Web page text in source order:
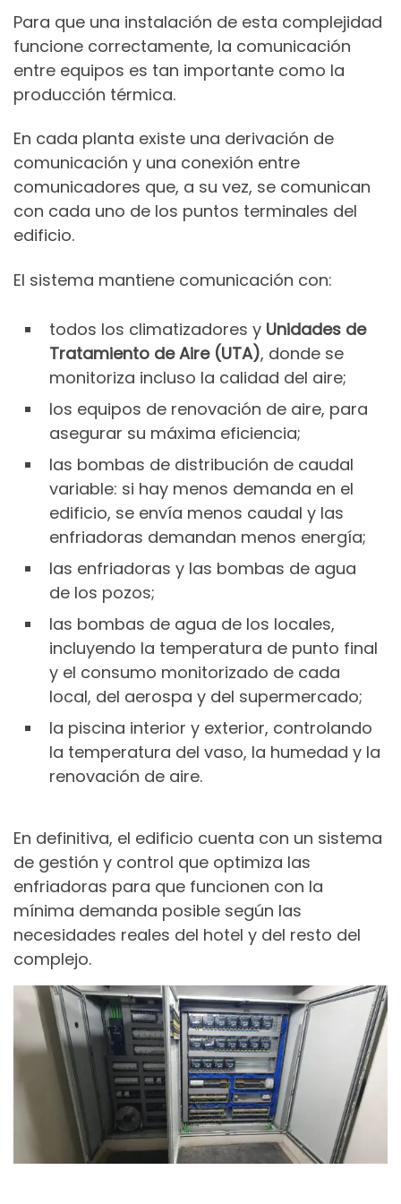
Para que una instalación de esta complejidad
funcione correctamente, la comunicación
entre equipos es tan importante como la
producción térmica.
En cada planta existe una derivación de
comunicación y una conexión entre
comunicadores que, a su vez, se comunican
con cada uno de los puntos terminales del
edificio.
El sistema mantiene comunicación con:
todos los climatizadores y Unidades de
Tratamiento de Aire (UTA), donde se
monitoriza incluso la calidad del aire;
los equipos de renovación de aire, para
asegurar su máxima eficiencia;
las bombas de distribución de caudal
variable: si hay menos demanda en el
edificio, se envía menos caudal y las
enfriadoras demandan menos energía;
las enfriadoras y las bombas de agua
de los pozos;
las bombas de agua de los locales,
incluyendo la temperatura de punto final
y el consumo monitorizado de cada
local, del aerospa y del supermercado;
la piscina interior y exterior, controlando
la temperatura del vaso, la humedad y la
renovación de aire.
En definitiva, el edificio cuenta con un sistema
de gestión y control que optimiza las
enfriadoras para que funcionen con la
mínima demanda posible según las
necesidades reales del hotel y del resto del
complejo.